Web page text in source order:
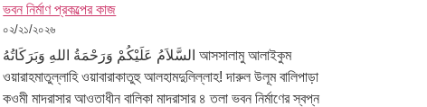
ভবন নির্মাণ প্রকল্পের কাজ
০২/২১/২০২৬
السَّلاَمُ عَلَيْكُمْ وَرَحْمَةُ اللهِ وَبَرَكَاتُهُ আসসালামু আলাইকুম
ওয়ারাহমাতুল্লাহি ওয়াবারাকাতুহু আলহামদুলিল্লাহ! দারুল উলূম বালিপাড়া
কওমী মাদরাসার আওতাধীন বালিকা মাদরাসার ৪ তলা ভবন নির্মাণের স্বপ্ন